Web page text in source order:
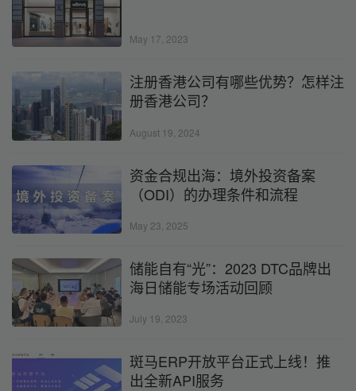
May 17, 2023
注册香港公司有哪些优势？怎样注
册香港公司？
August 19, 2024
资金合规出海：境外投资备案
（ODI）的办理条件和流程
May 23, 2025
储能自有“光”：2023 DTC品牌出
海日储能专场活动回顾
July 19, 2023
斑马ERP开放平台正式上线！推
出全新API服务